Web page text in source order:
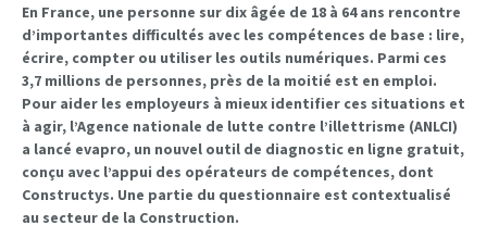
En France, une personne sur dix âgée de 18 à 64 ans rencontre
d’importantes difficultés avec les compétences de base : lire,
écrire, compter ou utiliser les outils numériques. Parmi ces
3,7 millions de personnes, près de la moitié est en emploi.
Pour aider les employeurs à mieux identifier ces situations et
à agir, l’Agence nationale de lutte contre l’illettrisme (ANLCI)
a lancé evapro, un nouvel outil de diagnostic en ligne gratuit,
conçu avec l’appui des opérateurs de compétences, dont
Constructys. Une partie du questionnaire est contextualisé
au secteur de la Construction.